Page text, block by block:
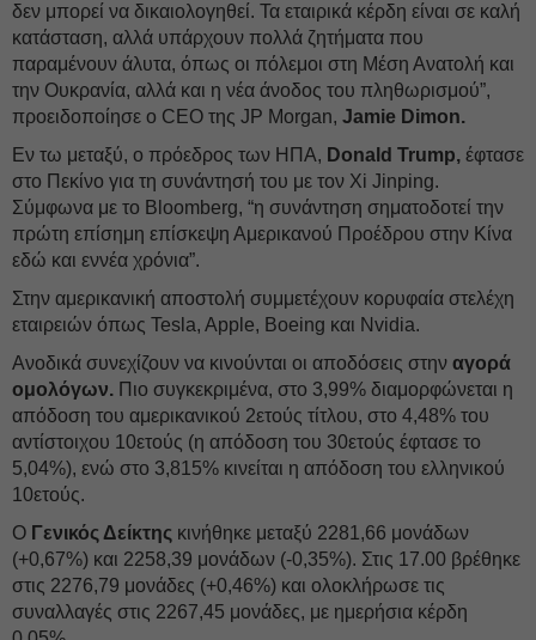
δεν μπορεί να δικαιολογηθεί. Τα εταιρικά κέρδη είναι σε καλή
κατάσταση, αλλά υπάρχουν πολλά ζητήματα που
παραμένουν άλυτα, όπως οι πόλεμοι στη Μέση Ανατολή και
την Ουκρανία, αλλά και η νέα άνοδος του πληθωρισμού”,
προειδοποίησε ο CEO της JP Morgan, Jamie Dimon.
Εν τω μεταξύ, ο πρόεδρος των ΗΠΑ, Donald Trump, έφτασε
στο Πεκίνο για τη συνάντησή του με τον Xi Jinping.
Σύμφωνα με το Bloomberg, “η συνάντηση σηματοδοτεί την
πρώτη επίσημη επίσκεψη Αμερικανού Προέδρου στην Κίνα
εδώ και εννέα χρόνια”.
Στην αμερικανική αποστολή συμμετέχουν κορυφαία στελέχη
εταιρειών όπως Tesla, Apple, Boeing και Nvidia.
Ανοδικά συνεχίζουν να κινούνται οι αποδόσεις στην αγορά
ομολόγων. Πιο συγκεκριμένα, στο 3,99% διαμορφώνεται η
απόδοση του αμερικανικού 2ετούς τίτλου, στο 4,48% του
αντίστοιχου 10ετούς (η απόδοση του 30ετούς έφτασε το
5,04%), ενώ στο 3,815% κινείται η απόδοση του ελληνικού
10ετούς.
Ο Γενικός Δείκτης κινήθηκε μεταξύ 2281,66 μονάδων
(+0,67%) και 2258,39 μονάδων (-0,35%). Στις 17.00 βρέθηκε
στις 2276,79 μονάδες (+0,46%) και ολοκλήρωσε τις
συναλλαγές στις 2267,45 μονάδες, με ημερήσια κέρδη